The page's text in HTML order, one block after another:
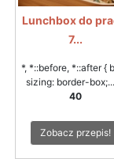
Lunchbox do
7...
*, *::before, *::after {
sizing: border-box;...
40
Zobacz przepis!